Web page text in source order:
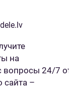
на
вопросы 24/7
сайта –